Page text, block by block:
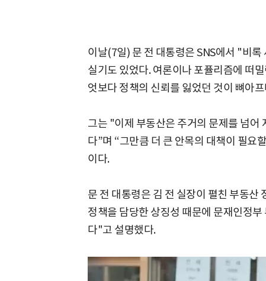
이날(7일) 문 전 대통령은 SNS에서 "비
실기도 있었다. 여론이나 포퓰리즘에 떠
엇보다 정책의 신뢰를 잃었던 것이 뼈아
그는 "이제 부동산은 주거의 문제를 넘어
다”며 “그만큼 더 큰 안목의 대책이 필요
이다.
문 전 대통령은 김 전 실장이 펼친 부동
정책을 담당한 상징성 때문에 문재인정
다"고 설명했다.